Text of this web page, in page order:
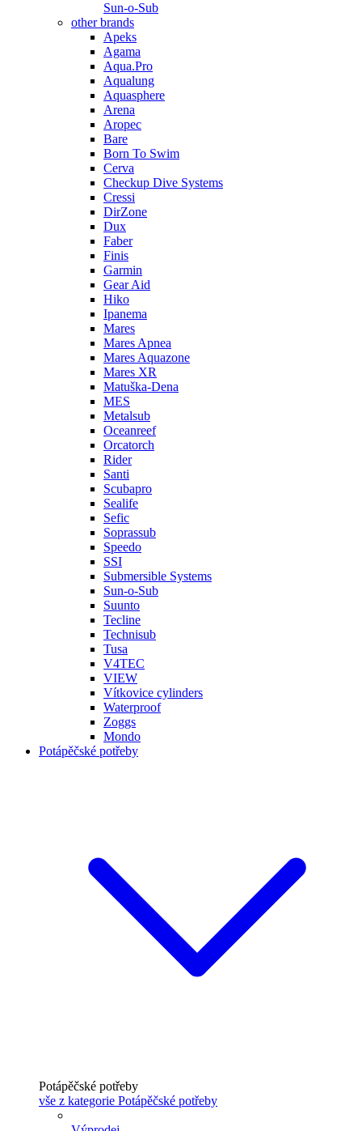
Sun-o-Sub
other brands
Apeks
Agama
Aqua.Pro
Aqualung
Aquasphere
Arena
Aropec
Bare
Born To Swim
Cerva
Checkup Dive Systems
Cressi
DirZone
Dux
Faber
Finis
Garmin
Gear Aid
Hiko
Ipanema
Mares
Mares Apnea
Mares Aquazone
Mares XR
Matuška-Dena
MES
Metalsub
Oceanreef
Orcatorch
Rider
Santi
Scubapro
Sealife
Sefic
Soprassub
Speedo
SSI
Submersible Systems
Sun-o-Sub
Suunto
Tecline
Technisub
Tusa
V4TEC
VIEW
Vítkovice cylinders
Waterproof
Zoggs
Mondo
Potápěčské potřeby
Potápěčské potřeby
vše z kategorie Potápěčské potřeby